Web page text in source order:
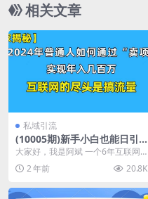
相关文章
私域引流
(10005期)新手小白也能日引3
50+创业粉精准流量！实现年
入百万私域变现攻略
大家好，我是阿斌 一个6年互联网
连续创业者。那么在2023年我通过
“卖项目”实现...
2 年前 20.8K